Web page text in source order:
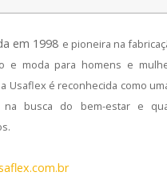
em 1998 e pioneira na
e moda para homens e
Usaflex é reconhecida como
na busca do bem-estar e